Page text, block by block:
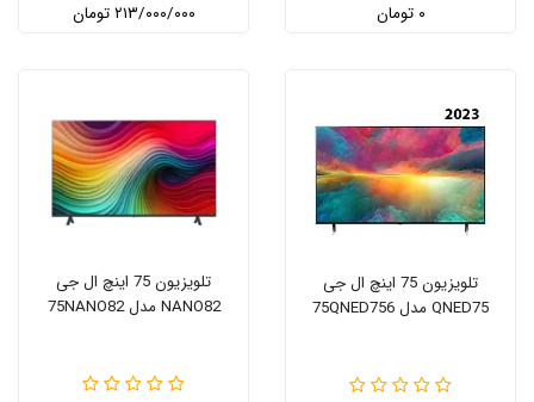
۰ تومان ۲۱۳/۰۰۰/۰۰۰ تومان
تلویزیون 75 اینچ ال جی
QNED75 مدل 75QNED756
تلویزیون 75 اینچ ال جی
NANO82 مدل 75NANO82